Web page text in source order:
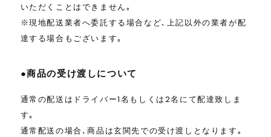
いただくことはできません｡
※現地配送業者へ委託する場合など､上記以外の業者が配
達する場合もございます｡
●商品の受け渡しについて
通常の配送はドライバー1名もしくは2名にて配達致しま
す｡
通常配送の場合､商品は玄関先での受け渡しとなります｡